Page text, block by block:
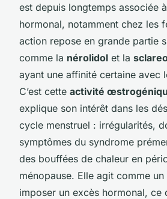
est depuis longtemps associée
hormonal, notamment chez les
action repose en grande partie
comme la nérolidol et la
ayant une affinité certaine avec
C’est cette activité
explique son intérêt dans les
cycle menstruel : irrégularités,
symptômes du syndrome
des bouffées de chaleur en
ménopause. Elle agit comme
imposer un excès hormonal, ce